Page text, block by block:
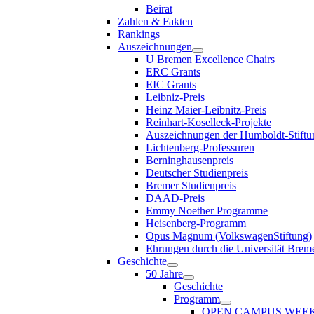
Beirat
Zahlen & Fakten
Rankings
Auszeichnungen
U Bremen Excellence Chairs
ERC Grants
EIC Grants
Leibniz-Preis
Heinz Maier-Leibnitz-Preis
Reinhart-Koselleck-Projekte
Auszeichnungen der Humboldt-
Lichtenberg-Professuren
Berninghausenpreis
Deutscher Studienpreis
Bremer Studienpreis
DAAD-Preis
Emmy Noether Programme
Heisenberg-Programm
Opus Magnum (VolkswagenStiftung)
Ehrungen durch die Universität
Geschichte
50 Jahre
Geschichte
Programm
OPEN CAMPUS